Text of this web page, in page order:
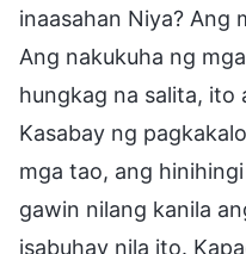
inaasahan Niya? Ang
Ang nakukuha ng
hungkag na salita, ito
Kasabay ng
mga tao, ang
gawin nilang kanila
isabuhay nila ito.